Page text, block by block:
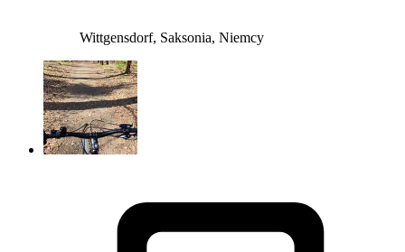
Wittgensdorf, Saksonia, Niemcy